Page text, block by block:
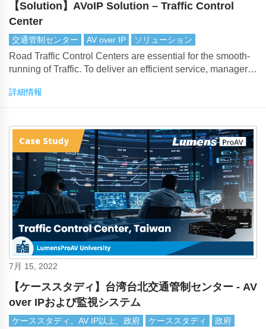
【Solution】AVoIP Solution – Traffic Control
Center
交通管制センター AV over IP ソリューション
Road Traffic Control Centers are essential for the smooth-
running of Traffic. To deliver an efficient service, managers
cameras, PTZ cameras and live data feeds.
詳細情報
7月 15, 2022
【ケーススタディ】台湾台北交通管制センター - AV
over IPおよび監視システム
ケーススタディ、AV IP以上、政府 ケーススタディ 政府